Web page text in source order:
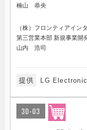
楠山 恭央
（株）フロンティアイン
第三営業本部 新規事業開
山内 浩司
提供 LG
3D-03